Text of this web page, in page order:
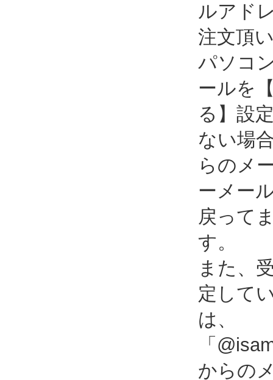
ルアド
注文頂
パソコ
ールを
る】設
ない場
らのメ
ーメー
戻って
す。
また、
定して
は、
「
からの